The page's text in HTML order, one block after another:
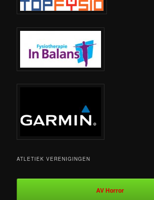
ATLETIEK VERENIGINGEN
AV Horror